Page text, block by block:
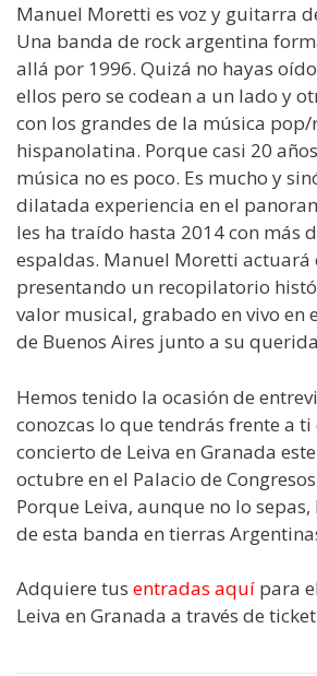
Manuel Moretti es voz y guitarra
Una banda de rock argentina
allá por 1996. Quizá no hayas
ellos pero se codean a un lado y
con los grandes de la música pop/
hispanolatina. Porque casi 20
música no es poco. Es mucho y
dilatada experiencia en el
les ha traído hasta 2014 con más
espaldas. Manuel Moretti actuará
presentando un recopilatorio
valor musical, grabado en vivo en
de Buenos Aires junto a su
Hemos tenido la ocasión de
conozcas lo que tendrás frente a
concierto de Leiva en Granada
octubre en el Palacio de
Porque Leiva, aunque no lo
de esta banda en tierras
Adquiere tus entradas aquí para
Leiva en Granada a través de